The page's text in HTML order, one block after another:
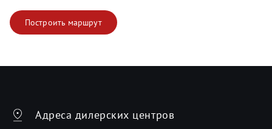
Построить маршрут
Адреса дилерских центров